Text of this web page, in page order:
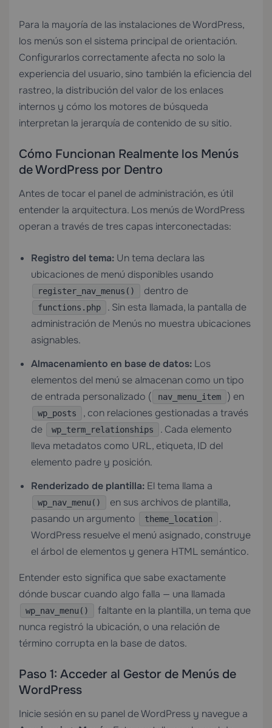
Para la mayoría de las instalaciones de WordPress,
los menús son el sistema principal de orientación.
Configurarlos correctamente afecta no solo la
experiencia del usuario, sino también la eficiencia del
rastreo, la distribución del valor de los enlaces
internos y cómo los motores de búsqueda
interpretan la jerarquía de contenido de su sitio.
Cómo Funcionan Realmente los Menús
de WordPress por Dentro
Antes de tocar el panel de administración, es útil
entender la arquitectura. Los menús de WordPress
operan a través de tres capas interconectadas:
Registro del tema: Un tema declara las
ubicaciones de menú disponibles usando
register_nav_menus() dentro de
functions.php
. Sin esta llamada, la pantalla de
administración de Menús no muestra ubicaciones
asignables.
Almacenamiento en base de datos: Los
elementos del menú se almacenan como un tipo
de entrada personalizado (
nav_menu_item ) en
wp_posts
, con relaciones gestionadas a través
de
wp_term_relationships
. Cada elemento
lleva metadatos como URL, etiqueta, ID del
elemento padre y posición.
Renderizado de plantilla: El tema llama a
wp_nav_menu()
en sus archivos de plantilla,
pasando un argumento
theme_location
.
WordPress resuelve el menú asignado, construye
el árbol de elementos y genera HTML semántico.
Entender esto significa que sabe exactamente
dónde buscar cuando algo falla — una llamada
wp_nav_menu()
faltante en la plantilla, un tema que
nunca registró la ubicación, o una relación de
término corrupta en la base de datos.
Paso 1: Acceder al Gestor de Menús de
WordPress
Inicie sesión en su panel de WordPress y navegue a